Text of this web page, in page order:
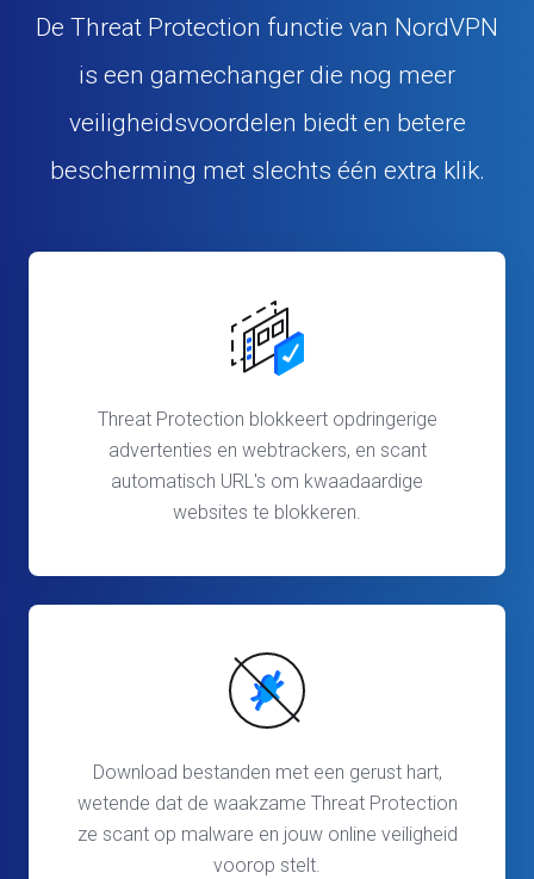
De Threat Protection functie van NordVPN
is een gamechanger die nog meer
veiligheidsvoordelen biedt en betere
bescherming met slechts één extra klik.
Threat Protection blokkeert opdringerige
advertenties en webtrackers, en scant
automatisch URL's om kwaadaardige
websites te blokkeren.
Download bestanden met een gerust hart,
wetende dat de waakzame Threat Protection
ze scant op malware en jouw online veiligheid
voorop stelt.